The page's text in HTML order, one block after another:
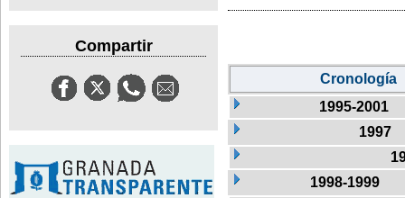
Compartir
Cronología
1995-2001
1997
1998-1999